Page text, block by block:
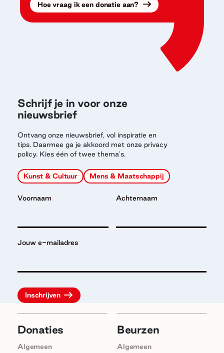
Hoe vraag ik een donatie aan?
Schrijf je in voor onze
nieuwsbrief
Ontvang onze nieuwsbrief, vol inspiratie en
tips. Daarmee ga je akkoord met onze privacy
policy. Kies één of twee thema's.
Kunst & Cultuur Mens & Maatschappij
Jouw e-mailadres
Voornaam Achternaam
Donaties
Algemeen
Beurzen
Algemeen